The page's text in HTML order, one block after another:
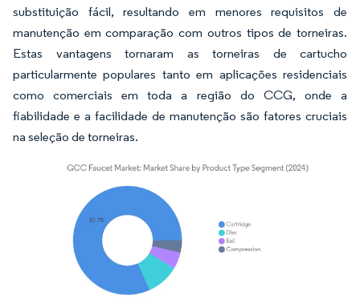
substituição fácil, resultando em menores requisitos de
manutenção em comparação com outros tipos de torneiras.
Estas vantagens tornaram as torneiras de cartucho
particularmente populares tanto em aplicações residenciais
como comerciais em toda a região do CCG, onde a
fiabilidade e a facilidade de manutenção são fatores cruciais
na seleção de torneiras.